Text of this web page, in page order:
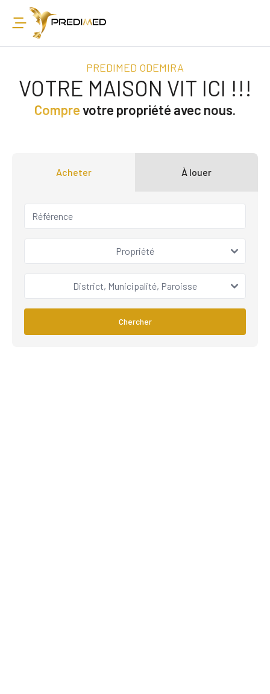
PREDIMED ODEMIRA
VOTRE MAISON VIT ICI !!!
Comprevotre propriété avec nous.
Acheter À louer
Propriété
District, Municipalité, Paroisse
Chercher